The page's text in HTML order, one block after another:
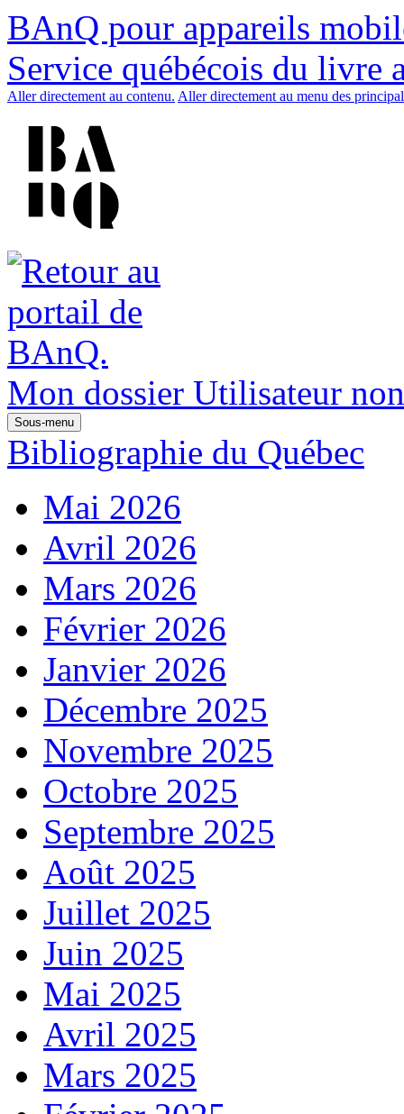
BAnQ pour appareils
Service québécois du livre
Aller directement au contenu. Aller directement au menu des
Mon dossier Utilisateur
Sous-menu
Bibliographie du Québec
Mai 2026
Avril 2026
Mars 2026
Février 2026
Janvier 2026
Décembre 2025
Novembre 2025
Octobre 2025
Septembre 2025
Août 2025
Juillet 2025
Juin 2025
Mai 2025
Avril 2025
Mars 2025